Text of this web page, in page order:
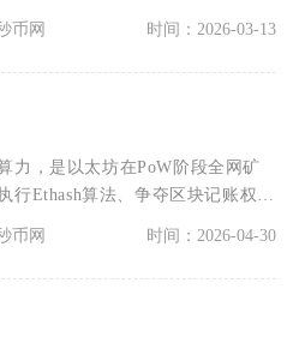
具十几分钟
币网 时间：2026-03-13
力，是以太坊在PoW阶段全网矿
行Ethash算法、争夺区块记账权的
币网 时间：2026-04-30